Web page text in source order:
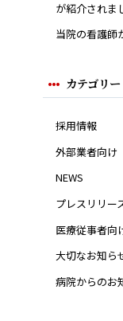
が紹介されま
当院の看護師
カテゴリー
採用情報
外部業者向け
NEWS
プレスリリー
医療従事者向
大切なお知ら
病院からのお